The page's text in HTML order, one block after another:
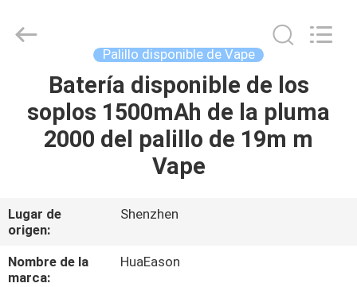
HOGAR
PRODUCTOS
SOBRE
NOSOTROS
Proveedor.
Copyright
huaeason.com.
Palillo disponible de Vape
Batería disponible de los
soplos 1500mAh de la pluma
2000 del palillo de 19m m
Vape
Lugar de
origen:
Shenzhen
Nombre de la
marca:
HuaEason